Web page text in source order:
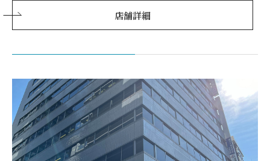
店舗詳細